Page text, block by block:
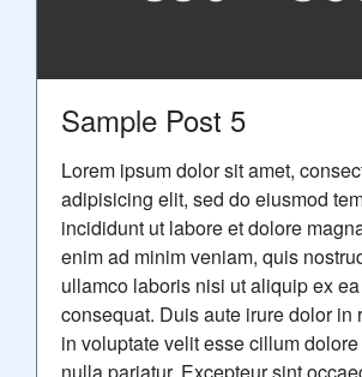
Sample Post 5
Lorem ipsum dolor sit amet,
adipisicing elit, sed do eiusmod
incididunt ut labore et dolore
enim ad minim veniam, quis
ullamco laboris nisi ut aliquip ex
consequat. Duis aute irure dolor in
in voluptate velit esse cillum